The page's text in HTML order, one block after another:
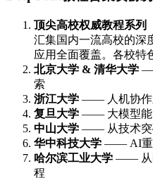
顶尖高校权威教程系列
汇集国内一流高校的深
应用全面覆盖。各校特
北京大学 & 清华大学
索
浙江大学 —— 人机协作
复旦大学 —— 大模型能
中山大学 —— 从技术突
华中科技大学 —— AI重
哈尔滨工业大学 —— 从
程